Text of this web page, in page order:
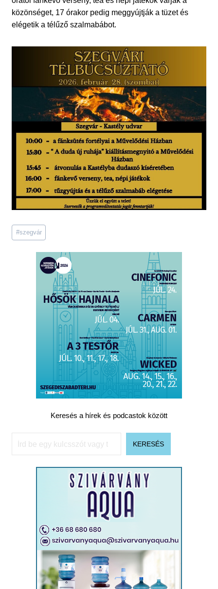
közönséget, 17 órakor pedig meggyújtják a tüzet és
elégetik a télűző szalmabábot.
Post
Tags:
#szegvár
Keresés a hírek és podcastok között
Keresés
KERESÉS